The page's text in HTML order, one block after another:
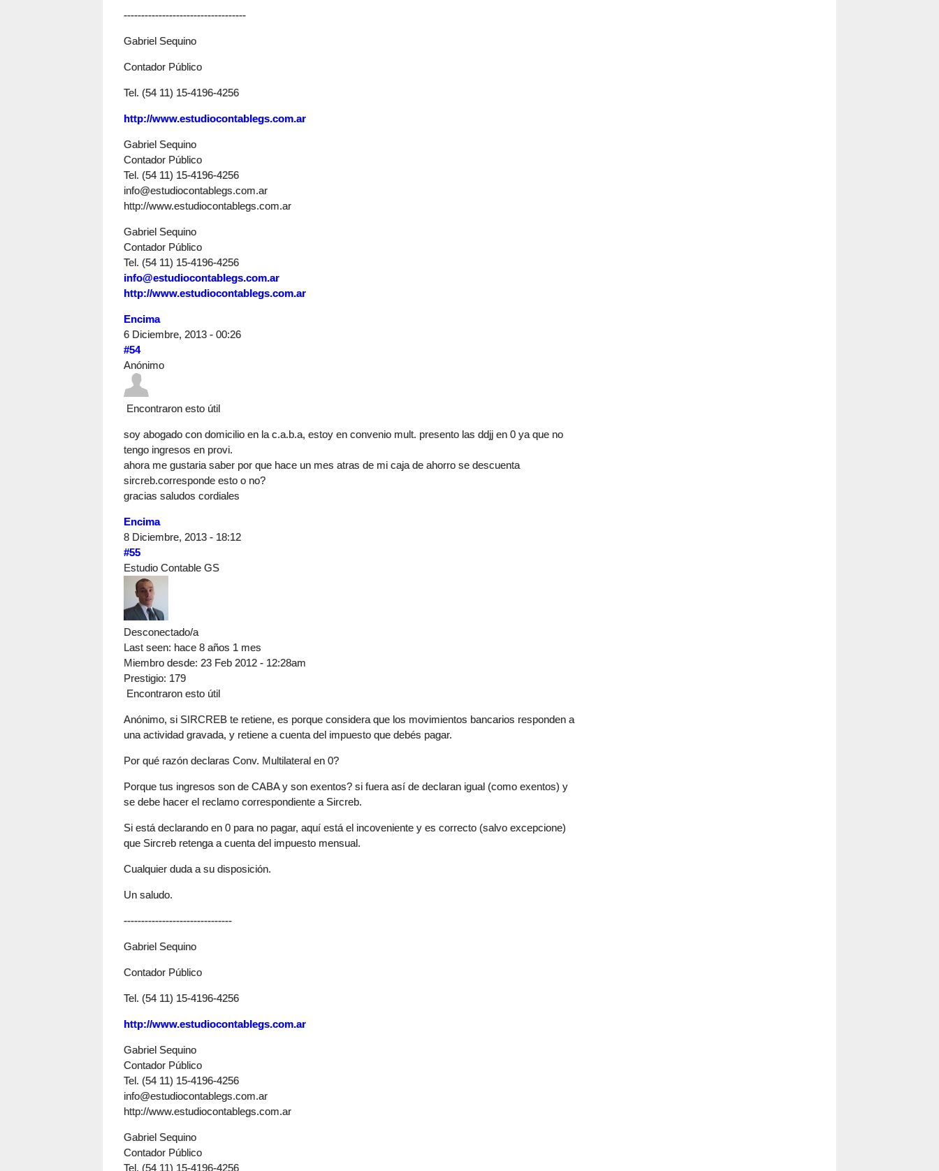
-----------------------------------
Gabriel Sequino
Contador Público
Tel. (54 11) 15-4196-4256
http://www.estudiocontablegs.com.ar
Gabriel Sequino
Contador Público
Tel. (54 11) 15-4196-4256
info@estudiocontablegs.com.ar
http://www.estudiocontablegs.com.ar
Gabriel Sequino
Contador Público
Tel. (54 11) 15-4196-4256
info@estudiocontablegs.com.ar
http://www.estudiocontablegs.com.ar
Encima
6 Diciembre, 2013 - 00:26
#54
Anónimo
Encontraron esto útil
soy abogado con domicilio en la c.a.b.a, estoy en convenio mult. presento las ddjj en 0 ya que no
tengo ingresos en provi.
ahora me gustaria saber por que hace un mes atras de mi caja de ahorro se descuenta
sircreb.corresponde esto o no?
gracias saludos cordiales
Encima
8 Diciembre, 2013 - 18:12
#55
Estudio Contable GS
Desconectado/a
Last seen: hace 8 años 1 mes
Miembro desde: 23 Feb 2012 - 12:28am
Prestigio: 179
Encontraron esto útil
Anónimo, si SIRCREB te retiene, es porque considera que los movimientos bancarios responden a
una actividad gravada, y retiene a cuenta del impuesto que debés pagar.
Por qué razón declaras Conv. Multilateral en 0?
Porque tus ingresos son de CABA y son exentos? si fuera así de declaran igual (como exentos) y
se debe hacer el reclamo correspondiente a Sircreb.
Si está declarando en 0 para no pagar, aquí está el incoveniente y es correcto (salvo excepcione)
que Sircreb retenga a cuenta del impuesto mensual.
Cualquier duda a su disposición.
Un saludo.
-------------------------------
Gabriel Sequino
Contador Público
Tel. (54 11) 15-4196-4256
http://www.estudiocontablegs.com.ar
Gabriel Sequino
Contador Público
Tel. (54 11) 15-4196-4256
info@estudiocontablegs.com.ar
http://www.estudiocontablegs.com.ar
Gabriel Sequino
Contador Público
Tel. (54 11) 15-4196-4256